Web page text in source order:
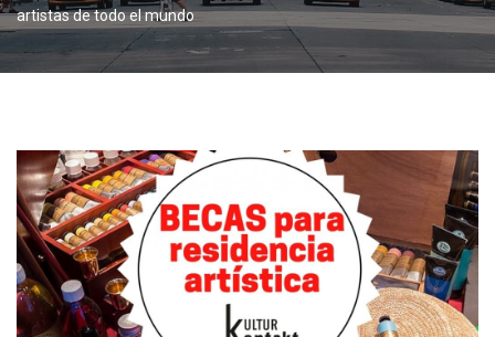
artistas de todo el mundo